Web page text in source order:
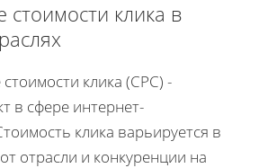
стоимости клика в
клика (CPC) -
в сфере интернет-
клика варьируется в
отрасли и конкуренции на